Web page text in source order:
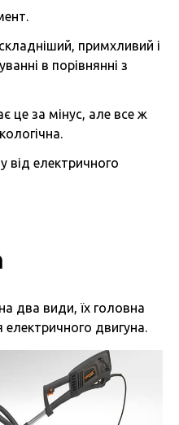
примхливий і
в порівнянні з
це за мінус, але все ж
від електричного
два види, їх головна
електричного двигуна.